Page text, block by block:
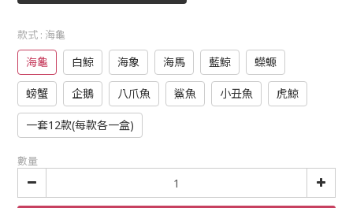
款式 : 海龜
海龜 白鯨 海象 海馬 藍鯨 蠑螈
螃蟹 企鵝 八爪魚 鯊魚 小丑魚 虎鯨
一套12款(每款各一盒)
數量